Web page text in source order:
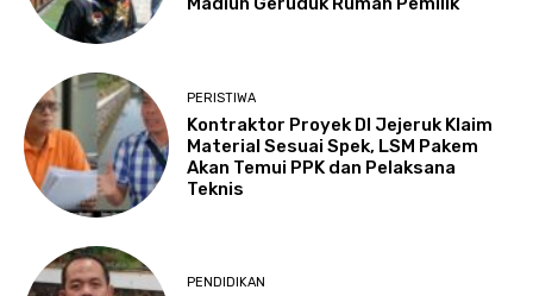
PERISTIWA
Kontraktor Proyek DI Jejeruk Klaim
Material Sesuai Spek, LSM Pakem
Akan Temui PPK dan Pelaksana
Teknis
PENDIDIKAN